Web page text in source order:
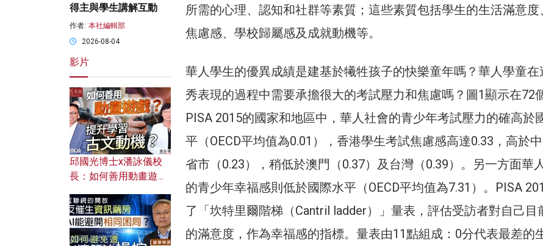
所需的心理、認知和社群等素質；這些素質包括學生的生活滿意度
焦慮感、學校歸屬感及成就動機等。
華人學生的優異成績是建基於犧牲孩子的快樂童年嗎？華人學童在
秀表現的過程中需要承擔很大的考試壓力和焦慮嗎？圖1顯示在72
PISA 2015的國家和地區中，華人社會的青少年考試壓力的確高於
平（OECD平均值為0.01），香港學生考試焦慮感高達0.33，高於
省市（0.23），稍低於澳門（0.37）及台灣（0.39）。另一方面華
的青少年幸福感則低於國際水平（OECD平均值為7.31）。PISA
了「坎特里爾階梯（Cantril ladder）」量表，評估受訪者對自己目
的滿意度，作為幸福感的指標。量表由11點組成：0分代表最差的
得主與學生講解互動
作者: 本社編輯部
2026-08-04
影片
邱國光博士x潘詠儀校
長：如何善用動畫遊戲